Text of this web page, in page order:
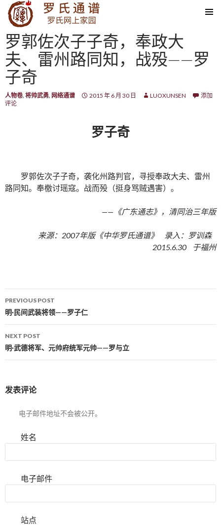
SKIP TO CONTENT
罗郭佐次子子奇，奉政大
夫、雷州路同知，战殁——罗
子奇
人物卷, 将帅武勇, 网络通谱 2015 年 6 月 30 日 LUOXUNSEN
添加
评论
罗子奇
罗郭佐次子子奇，袭化州路判官，寻授奉政大夫、雷州
路同知。奉檄讨瑶寇。战而殁（挺身骂贼遇害）。
——《广东通志》，清同治三年版
来源：2007年版《中华罗氏通谱》 录入：罗训森
2015.6.30 于福州
Post navigation
PREVIOUS POST
明·民间武装将领——罗子仁
NEXT POST
明·武德将军、元帅府统军元帅——罗与立
发表评论
电子邮件地址不会被公开。
姓名
电子邮件
站点